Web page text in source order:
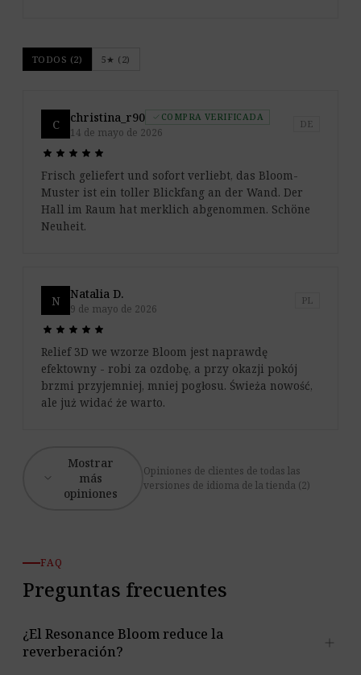
TODOS (2) 5★ (2)
C christina_r90 check COMPRA VERIFICADA
14 de mayo de 2026
DE
star star star star star
star star star star star
Frisch geliefert und sofort verliebt, das Bloom-
Muster ist ein toller Blickfang an der Wand. Der
Hall im Raum hat merklich abgenommen. Schöne
Neuheit.
N Natalia D.
9 de mayo de 2026
PL
star star star star star
star star star star star
Relief 3D we wzorze Bloom jest naprawdę
efektowny - robi za ozdobę, a przy okazji pokój
brzmi przyjemniej, mniej pogłosu. Świeża nowość,
ale już widać że warto.
expand_more
Mostrar
más
opiniones
Opiniones de clientes de todas las
versiones de idioma de la tienda (2)
FAQ
Preguntas frecuentes
¿El Resonance Bloom reduce la
reverberación?
add